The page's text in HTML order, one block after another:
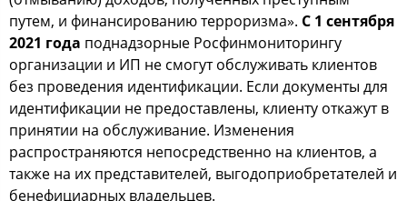
путем, и финансированию терроризма». С 1 сентября
2021 года поднадзорные Росфинмониторингу
организации и ИП не смогут обслуживать клиентов
без проведения идентификации. Если документы для
идентификации не предоставлены, клиенту откажут в
принятии на обслуживание. Изменения
распространяются непосредственно на клиентов, а
также на их представителей, выгодоприобретателей и
бенефициарных владельцев.